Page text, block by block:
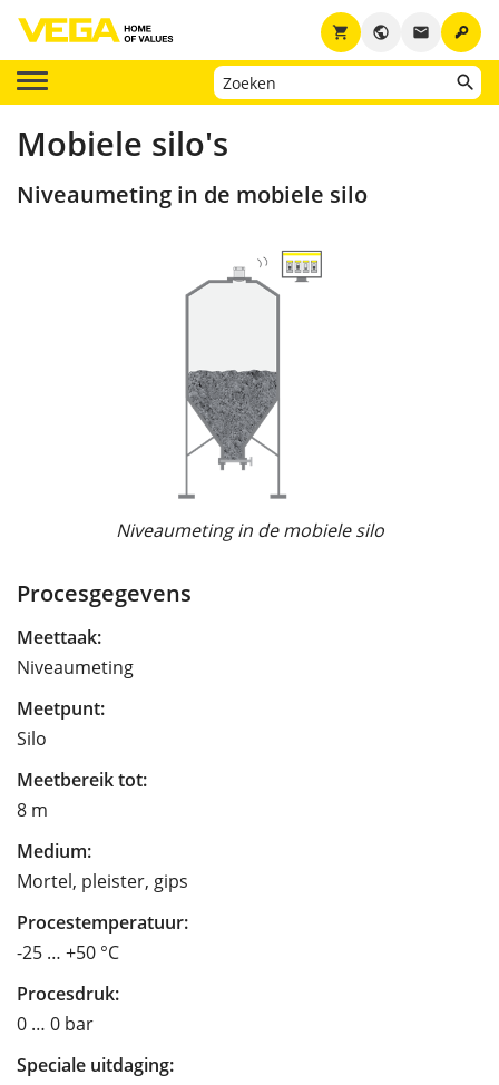
key
email
public
shopping_cart
Mobiele silo's
Niveaumeting in de mobiele silo
Niveaumeting in de mobiele silo
Procesgegevens
Meettaak:
Niveaumeting
Meetpunt:
Silo
Meetbereik tot:
8 m
Medium:
Mortel, pleister, gips
Procestemperatuur:
-25 … +50 °C
Procesdruk:
0 … 0 bar
Speciale uitdaging: